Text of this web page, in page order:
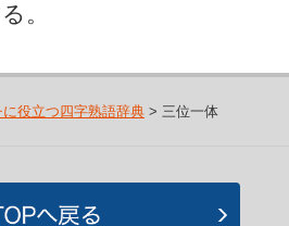
。
に役立つ四字熟語辞典> 三位一体